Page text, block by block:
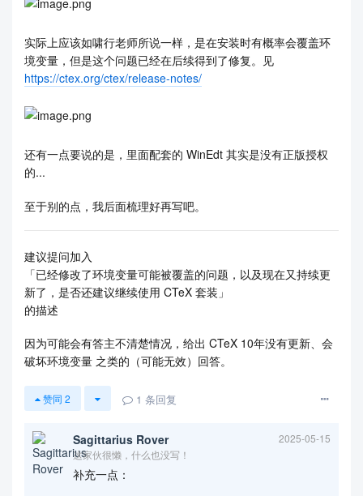
实际上应该如啸行老师所说一样，是在安装时有概率会覆盖环
境变量，但是这个问题已经在后续得到了修复。见
https://ctex.org/ctex/release-notes/
还有一点要说的是，里面配套的 WinEdt 其实是没有正版授权
的...
至于别的点，我后面梳理好再写吧。
建议提问加入
「已经修改了环境变量可能被覆盖的问题，以及现在又持续更
新了，是否还建议继续使用 CTeX 套装」
的描述
因为可能会有答主不清楚情况，给出 CTeX 10年没有更新、会
破坏环境变量 之类的（可能无效）回答。
赞同 2 1 条回复
Sagittarius Rover
2025-05-15
这家伙很懒，什么也没写！
补充一点：